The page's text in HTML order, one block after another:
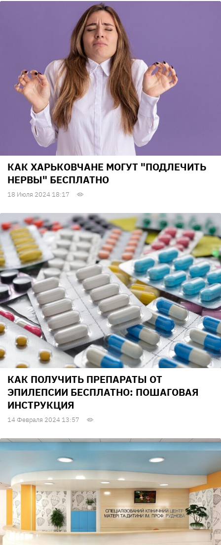
КАК ХАРЬКОВЧАНЕ МОГУТ "ПОДЛЕЧИТЬ
НЕРВЫ" БЕСПЛАТНО
18 Июля 2024 18:17
КАК ПОЛУЧИТЬ ПРЕПАРАТЫ ОТ
ЭПИЛЕПСИИ БЕСПЛАТНО: ПОШАГОВАЯ
ИНСТРУКЦИЯ
14 Февраля 2024 13:57